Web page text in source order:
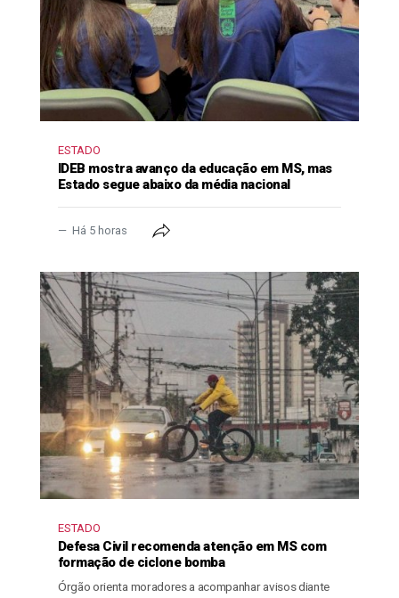
ESTADO
IDEB mostra avanço da educação em MS, mas
Estado segue abaixo da média nacional
Há 5 horas
ESTADO
Defesa Civil recomenda atenção em MS com
formação de ciclone bomba
Órgão orienta moradores a acompanhar avisos diante